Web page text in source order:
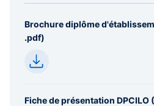
Brochure diplôme
.pdf)
Fiche de présentation DPCILO